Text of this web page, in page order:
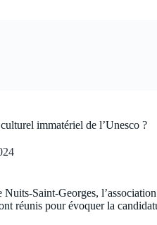
immatériel de l’Unesco ?
Saint-Georges,
réunis pour évoquer la